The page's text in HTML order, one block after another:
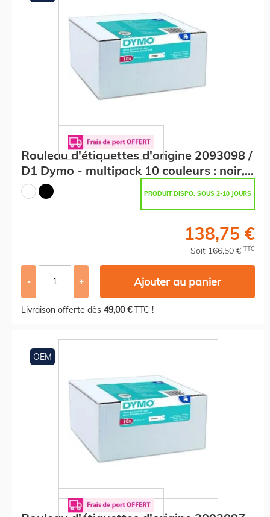
Rouleau d'étiquettes d'origine 2093098 /
D1 Dymo - multipack 10 couleurs : noir,
blanc
PRODUIT DISPO. SOUS 2-10 JOURS
138,75 €
Soit 166,50 € TTC
- + Ajouter au panier
Livraison offerte dès 49,00 €TTC !
OEM